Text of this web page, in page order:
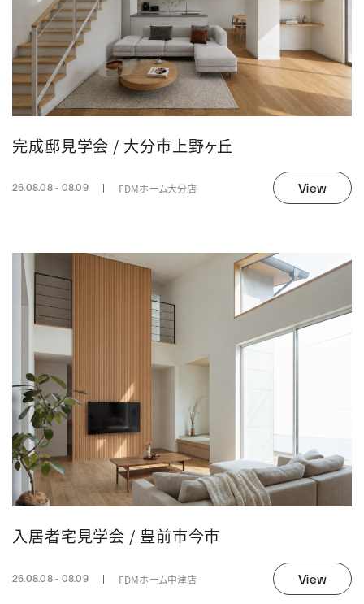
完成邸見学会 / 大分市上野ヶ丘
26.08.08 - 08.09 FDMホーム大分店 View
入居者宅見学会 / 豊前市今市
26.08.08 - 08.09 FDMホーム中津店 View